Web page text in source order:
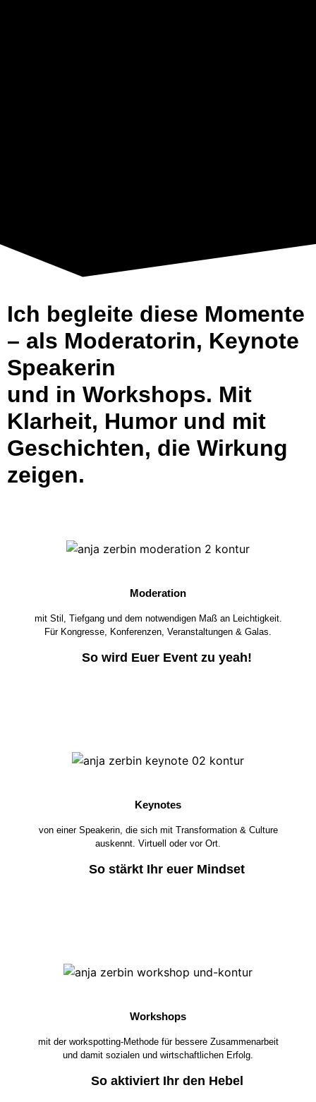
Ich begleite diese Momente
– als Moderatorin, Keynote
Speakerin
und in Workshops. Mit
Klarheit, Humor und mit
Geschichten, die Wirkung
zeigen.
Moderation
mit Stil, Tiefgang und dem notwendigen Maß an Leichtigkeit.
Für Kongresse, Konferenzen, Veranstaltungen & Galas.
So wird Euer Event zu yeah!
Keynotes
von einer Speakerin, die sich mit Transformation & Culture
auskennt. Virtuell oder vor Ort.
So stärkt Ihr euer Mindset
Workshops
mit der workspotting-Methode für bessere Zusammenarbeit
und damit sozialen und wirtschaftlichen Erfolg.
So aktiviert Ihr den Hebel